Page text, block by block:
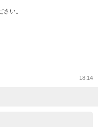
い。
18:14